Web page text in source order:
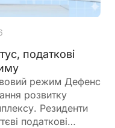
податкові
режим Дефенс
розвитку
Резиденти
податкові